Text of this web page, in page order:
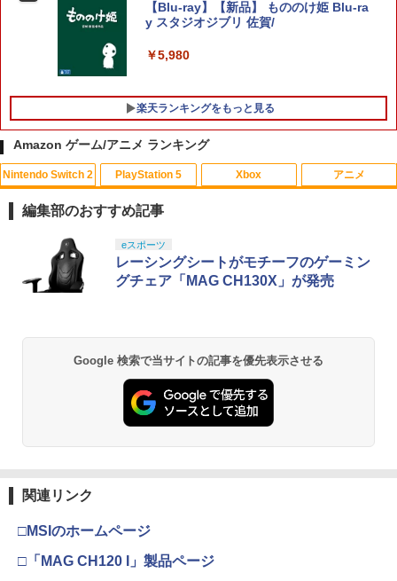
ィルム switch2 フィルム Switch2 ガラ
スフィルム スイッチ2 フィルム ガイド
アクセサリー Nintendo Switch2 ケース
可 透明 ブルーライト カット 99％ FIRM
E
[Switch 2] スプラトゥーン レイダース
でご利用可 ■
￥6,480
￥3,320
【中古】[PS5] オクトパストラベラーII
(OCTOPATH TRAVELER 2) スクウェ
ア・エニックス (20230224)
￥4,180
【Blu-ray】【新品】 もののけ姫 Blu-ra
y スタジオジブリ 佐賀/
￥5,980
楽天ランキングをもっと見る
Amazon ゲーム/アニメ ランキング
Nintendo Switch 2
スプラトゥーン レイダース|オンライン
コード版
スプラトゥーン レイダース -Switch2
￥6,446
3
￥55,491
PlayStation 5
PlayStation 5 デジタル・エディション
日本語専用 Console Language: Japan
ese only (CFI-2200B01)
プロダクトコード 封入
￥7,286
3
Xbox
【純正品】Xbox ワイヤレス コントロー
ラー + USB-C® ケーブル
【純正品】Xbox ワイヤレス コントロー
￥7,681
アニメ
劇場版「鬼滅の刃」無限城編 第一章 猗
窩座再来 通常版 [Blu-ray]
劇場版「鬼滅の刃」無限城編 第一章 猗
窩座再来 通常版 [DVD]
￥3,523
3
ナル三方背収納ケース付きコレクション)
カー特典:【坤と離】二振りの剣、十翼よ
り来たる！スタジオ描き下ろしイラスト
編集部のおすすめ記事
eスポーツ
レーシングシートがモチーフのゲーミン
グチェア「MAG CH130X」が発売
Google 検索で当サイトの記事を優先表示させる
関連リンク
□MSIのホームページ
□「MAG CH120 I」製品ページ